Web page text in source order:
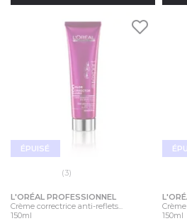
ÉPUISÉ
(3)
L'ORÉAL PROFESSIONNEL
Crème correctrice anti-reflets...
150ml
150ml